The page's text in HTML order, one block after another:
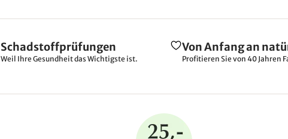
Schadstoffprüfungen
Weil Ihre Gesundheit das Wichtigste ist.
Von Anfang an
Profitieren Sie von 40 Jahren